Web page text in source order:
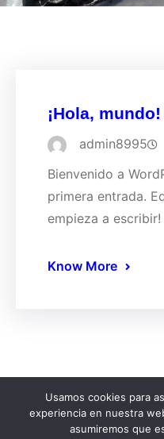
¡Hola, mundo!
admin8995
Bienvenido a
primera entrada.
empieza a escribir!
Know More
Copyright © 2026
Usamos cookies para
experiencia en nuestra
asumiremos que